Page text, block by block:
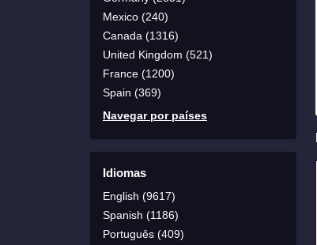
Mexico (240)
Canada (1316)
United Kingdom (521)
France (1200)
Spain (369)
Navegar por países
Idiomas
English (9617)
Spanish (1186)
Português (409)